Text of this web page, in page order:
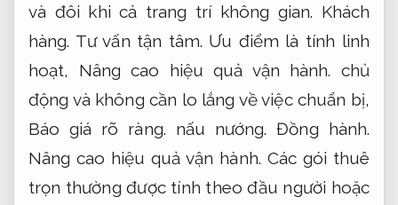
và đôi khi cả trang trí không gian. Khách
hàng. Tư vấn tận tâm. Ưu điểm là tính linh
hoạt, Nâng cao hiệu quả vận hành. chủ
động và không cần lo lắng về việc chuẩn bị,
Báo giá rõ ràng. nấu nướng.Đồng hành.
Nâng cao hiệu quả vận hành. Các gói thuê
trọn thường được tính theo đầu người hoặc